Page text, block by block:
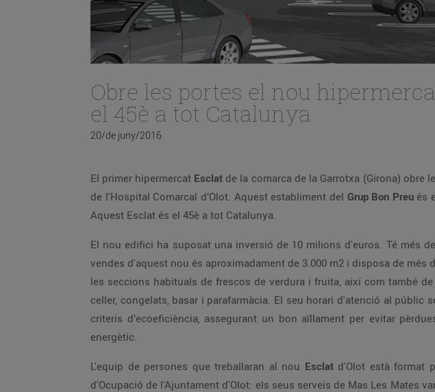
Obre les portes el nou
el 45è a tot Catalunya
20/de juny/2016
El primer hipermercat Esclat de la comarca de la Garrotxa (Girona)
de l'Hospital Comarcal d’Olot. Aquest establiment del Grup Bon Preu és
Aquest Esclat és el 45è a tot Catalunya.
El nou edifici ha suposat una inversió de 10 milions d'euros. Té més
vendes d'aquest nou és aproximadament de 3.000 m2 i disposa de
les seccions habituals de frescos de verdura i fruita, així com també
celler, congelats, basar i parafarmàcia. El seu horari d'atenció al
criteris d’ecoeficiència, assegurant un bon aïllament per evitar
energètic.
L'equip de persones que treballaran al nou Esclat d'Olot està format
d'Ocupació de l'Ajuntament d'Olot: els seus serveis de Mas Les Mates